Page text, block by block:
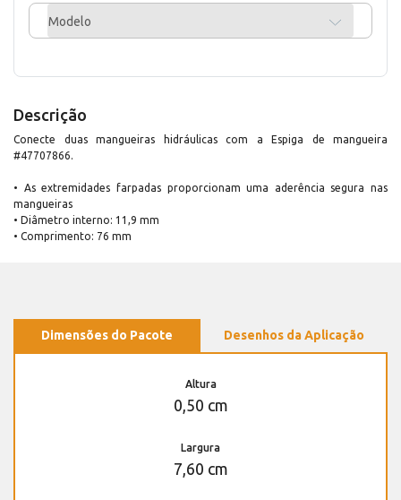
Modelo
Descrição
Conecte duas mangueiras hidráulicas com a Espiga de mangueira
#47707866.
• As extremidades farpadas proporcionam uma aderência segura nas
mangueiras
• Diâmetro interno: 11,9 mm
• Comprimento: 76 mm
Dimensões do Pacote Desenhos da Aplicação
Altura
0,50 cm
Largura
7,60 cm